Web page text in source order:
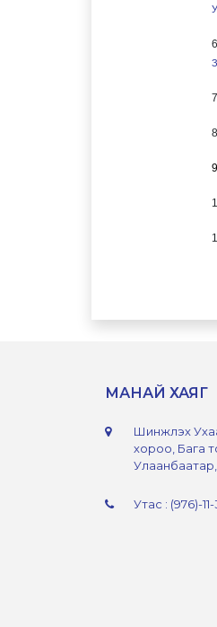
6.
7.
8.
9.
МАНАЙ ХАЯГ
Шинжлэх
хороо, Бага
Улаанбаатар,
Утас : (976)-